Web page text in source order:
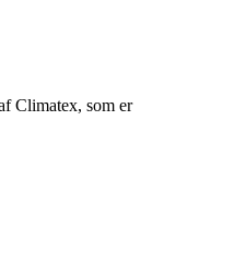
Climatex, som er